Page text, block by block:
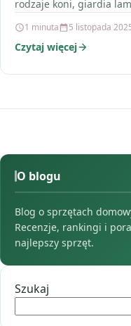
rodzaje koni, giardia
1 minuta 5 listopada
Czytaj więcej
O blogu
Blog o sprzętach
Recenzje, rankingi i
najlepszy sprzęt.
Szukaj